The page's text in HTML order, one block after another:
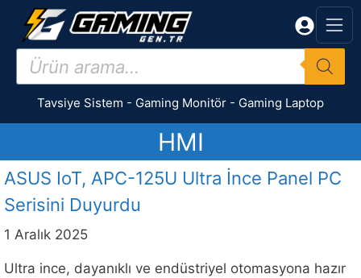
İçeriğe
Products
search
Tavsiye Sistem - Gaming Monitör - Gaming Laptop
HMI
ASUS IoT, APC-125U Ultra İnce Panel PC
Serisini Duyurdu
1 Aralık 2025
Ultra ince, dayanıklı ve endüstriyel otomasyona hazır